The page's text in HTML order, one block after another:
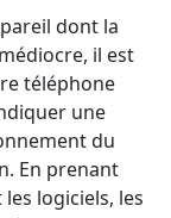
dont la
il est
téléphone
une
du
En prenant
logiciels, les